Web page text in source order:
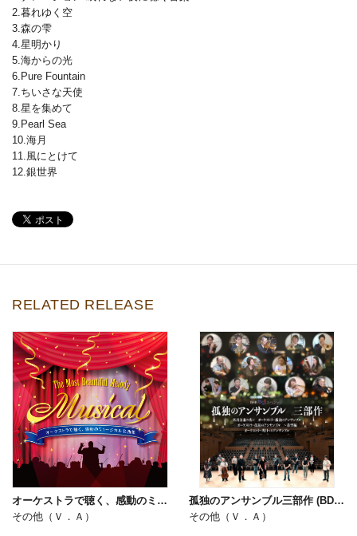
2.暮れゆく空
3.森の雫
4.星明かり
5.海からの光
6.Pure Fountain
7.ちいさな天使
8.星を集めて
9.Pearl Sea
10.海月
11.風にとけて
12.銀世界
RELATED RELEASE
オーケストラで聴く、感動のミュージカル名曲集～The Most Beautiful Melody “Musical"〈インストゥルメンタル&カラオケ〉
その他（Ｖ．Ａ）
孤独のアンサンブル三部作 (BD＋CD複合)
その他（Ｖ．Ａ）